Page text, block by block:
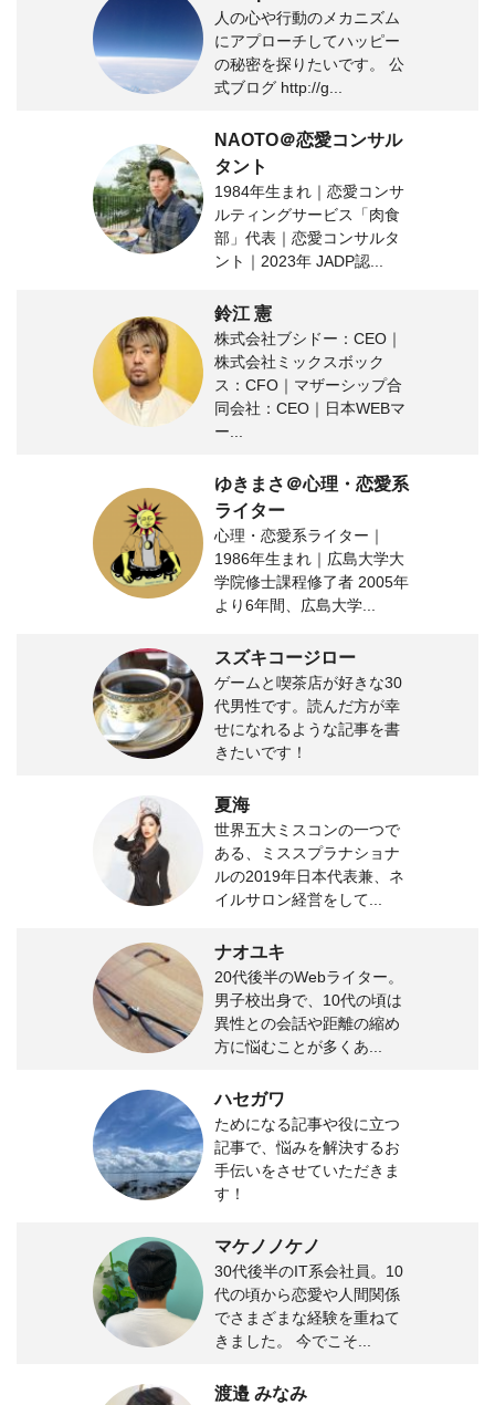
人の心や行動のメカニズム
にアプローチしてハッピー
の秘密を探りたいです。 公
式ブログ http://g...
NAOTO＠恋愛コンサル
タント
1984年生まれ｜恋愛コンサ
ルティングサービス「肉食
部」代表｜恋愛コンサルタ
ント｜2023年 JADP認...
鈴江 憲
株式会社ブシドー：CEO｜
株式会社ミックスボック
ス：CFO｜マザーシップ合
同会社：CEO｜日本WEBマ
ー...
ゆきまさ＠心理・恋愛系
ライター
心理・恋愛系ライター｜
1986年生まれ｜広島大学大
学院修士課程修了者 2005年
より6年間、広島大学...
スズキコージロー
ゲームと喫茶店が好きな30
代男性です。読んだ方が幸
せになれるような記事を書
きたいです！
夏海
世界五大ミスコンの一つで
ある、ミススプラナショナ
ルの2019年日本代表兼、ネ
イルサロン経営をして...
ナオユキ
20代後半のWebライター。
男子校出身で、10代の頃は
異性との会話や距離の縮め
方に悩むことが多くあ...
ハセガワ
ためになる記事や役に立つ
記事で、悩みを解決するお
手伝いをさせていただきま
す！
マケノノケノ
30代後半のIT系会社員。10
代の頃から恋愛や人間関係
でさまざまな経験を重ねて
きました。 今でこそ...
渡邉 みなみ